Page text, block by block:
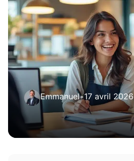
Emmanuel•17 avril 2026